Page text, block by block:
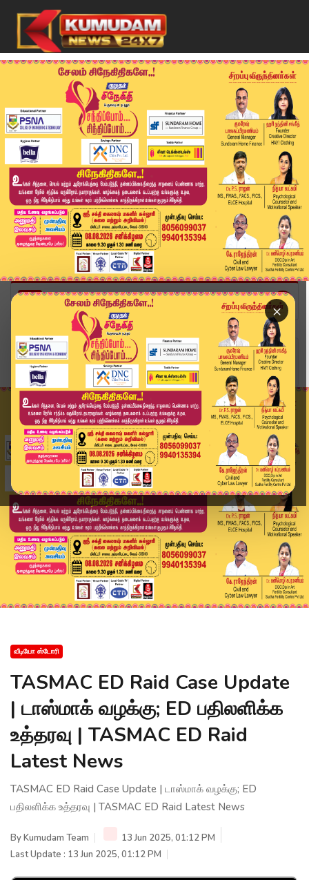
×
Home
வீடியோ ஸ்டோரி
TASMAC ED Raid Case Update | டாஸ்மாக் வழக்கு; E...
வீடியோ ஸ்டோரி
TASMAC ED Raid Case Update
| டாஸ்மாக் வழக்கு; ED பதிலளிக்க
உத்தரவு | TASMAC ED Raid
Latest News
TASMAC ED Raid Case Update | டாஸ்மாக் வழக்கு; ED
பதிலளிக்க உத்தரவு | TASMAC ED Raid Latest News
ByKumudam Team
13 Jun 2025, 01:12 PM
Last Update : 13 Jun 2025, 01:12 PM